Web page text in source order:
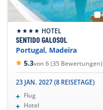
HOTEL
SENTIDO GALOSOL
Portugal, Madeira
5.3von 6 (35 Bewertungen)
23 JAN. 2027 (8 REISETAGE)
Flug
Hotel